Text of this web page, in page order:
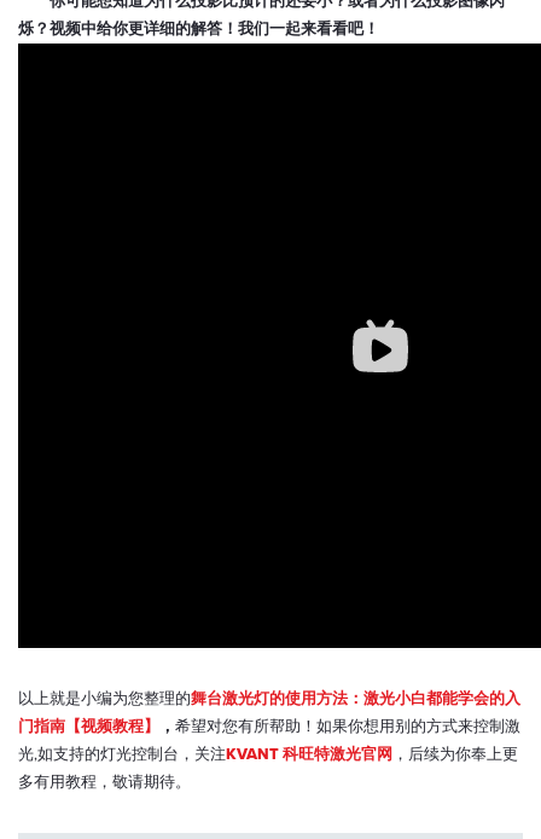
烁？视频中给你更详细的解答！我们一起来看看吧！
以上就是小编为您整理的舞台激光灯的使用方法：激光小白都能学会的入
门指南【视频教程】
， 希望对您有所帮助！如果你想用别的方式来控制激
光,如支持的灯光控制台，关注KVANT 科旺特激光官网 ，后续为你奉上更
多有用教程，敬请期待。